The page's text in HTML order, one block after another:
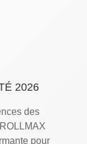
2026
des
pour